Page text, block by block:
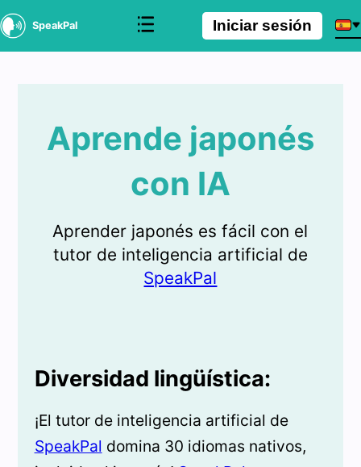
SpeakPal Iniciar sesión
Aprende japonés
con IA
Aprender japonés es fácil con el
tutor de inteligencia artificial de
SpeakPal
Diversidad lingüística:
¡El tutor de inteligencia artificial de
SpeakPal domina 30 idiomas nativos,